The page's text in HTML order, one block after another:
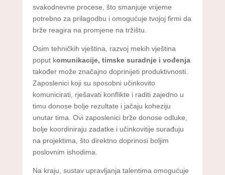
svakodnevne procese, što smanjuje vrijeme
potrebno za prilagodbu i omogućuje tvojoj firmi da
brže reagira na promjene na tržištu.
Osim tehničkih vještina, razvoj mekih vještina
poput komunikacije, timske suradnje i vođenja
također može značajno doprinijeti produktivnosti.
Zaposlenici koji su sposobni učinkovito
komunicirati, rješavati konflikte i raditi zajedno u
timu donose bolje rezultate i jačaju koheziju
unutar tima. Ovi zaposlenici brže donose odluke,
bolje koordiniraju zadatke i učinkovitije surađuju
na projektima, što direktno doprinosi boljim
poslovnim ishodima.
Na kraju, sustav upravljanja talentima omogućuje